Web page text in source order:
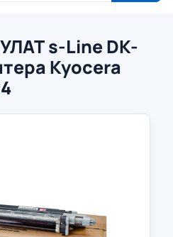
s-Line DK-
Kyocera